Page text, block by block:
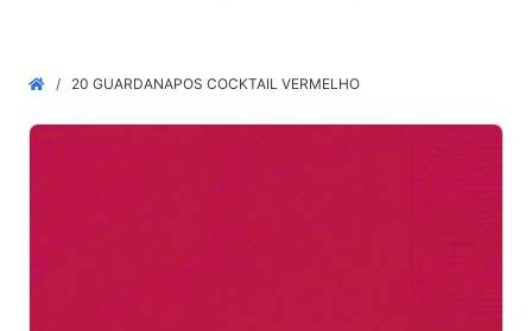
20 GUARDANAPOS COCKTAIL VERMELHO